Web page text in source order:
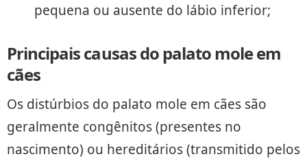
pequena ou ausente do lábio inferior;
Principais causas do palato mole em
cães
Os distúrbios do palato mole em cães são
geralmente congênitos (presentes no
nascimento) ou hereditários (transmitido pelos